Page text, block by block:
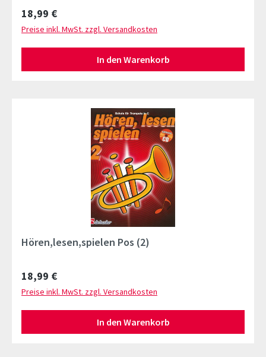
Regulärer Preis:
18,99 €
Preise inkl. MwSt. zzgl. Versandkosten
In den Warenkorb
Hören,lesen,spielen Pos (2)
Regulärer Preis:
18,99 €
Preise inkl. MwSt. zzgl. Versandkosten
In den Warenkorb